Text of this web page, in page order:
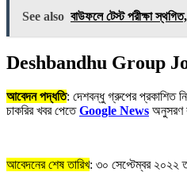
See also বাউফলে টেস্ট পরীক্ষা স্থগিত, ৩
Deshbandhu Group
আবেদন পদ্ধতি: দেশবন্ধু গ্রুপের প্রকাশিত
চাকরির খবর পেতেGoogle News অনুসরণ
আবেদনের শেষ তারিখ: ৩০ সেপ্টেম্বর ২০২২